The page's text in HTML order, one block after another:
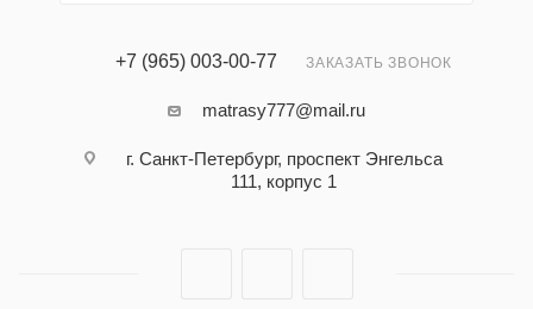
+7 (965) 003-00-77 ЗАКАЗАТЬ ЗВОНОК
matrasy777@mail.ru
г. Санкт-Петербург, проспект Энгельса
111, корпус 1